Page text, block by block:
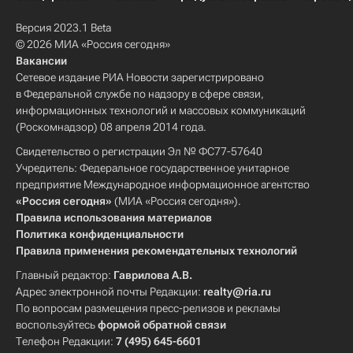
Версия 2023.1 Beta
© 2026 МИА «Россия сегодня»
Вакансии
Сетевое издание РИА Новости зарегистрировано
в Федеральной службе по надзору в сфере связи,
информационных технологий и массовых коммуникаций
(Роскомнадзор) 08 апреля 2014 года.
Свидетельство о регистрации Эл № ФС77-57640
Учредитель: Федеральное государственное унитарное
предприятие Международное информационное агентство
«Россия сегодня» (МИА «Россия сегодня»).
Правила использования материалов
Политика конфиденциальности
Правила применения рекомендательных технологий
Главный редактор: Гаврилова А.В.
Адрес электронной почты Редакции: realty@ria.ru
По вопросам размещения пресс-релизов и рекламы
воспользуйтесьформой обратной связи
Телефон Редакции: 7 (495) 645-6601